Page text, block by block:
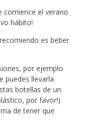
comience el verano
hábito!
es beber
por ejemplo
puedes llevarla
botellas de un
por favor!)
de tener que